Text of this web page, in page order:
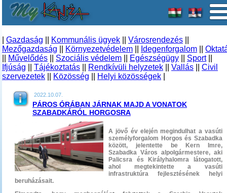
Gazdaság Kommunális ügyek Városrendezés
Mezőgazdaság
Környezetvédelem Idegenforgalom
Művelődés Szociális védelem Egészségügy Sport||
Ifjúság
Tájékoztatás Rendkívüli helyzetek Vallás
Civil
szervezetek
Közösség Helyi közösségek
2022.10.07.
PÁROS ÓRÁBAN JÁRNAK MAJD A VONATOK
SZABADKÁRÓL HORGOSRA
A jövő év elején megindulhat a vasúti
személyforgalom Horgos és Szabadka
között, jelentette be Kern Imre,
Szabadka Város alpolgármestere, aki
Palicsra és Királyhalomra látogatott,
ahol megtekintette a vasúti
infrastruktúra fejlesztésének helyi
beruházásait.